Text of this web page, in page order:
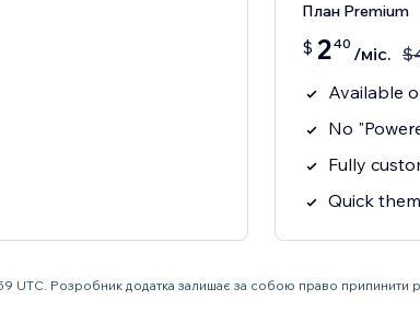
План Premium
$ 240 /міс. $
Available
No
Fully
Quick
UTC. Розробник додатка залишає за собою право